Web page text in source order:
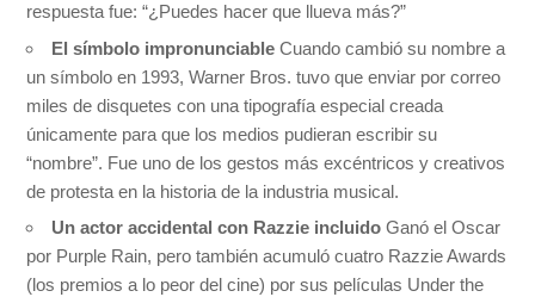
respuesta fue: “¿Puedes hacer que llueva más?”
El símbolo impronunciable Cuando cambió su nombre a
un símbolo en 1993, Warner Bros. tuvo que enviar por correo
miles de disquetes con una tipografía especial creada
únicamente para que los medios pudieran escribir su
“nombre”. Fue uno de los gestos más excéntricos y creativos
de protesta en la historia de la industria musical.
Un actor accidental con Razzie incluido Ganó el Oscar
por Purple Rain, pero también acumuló cuatro Razzie Awards
(los premios a lo peor del cine) por sus películas Under the